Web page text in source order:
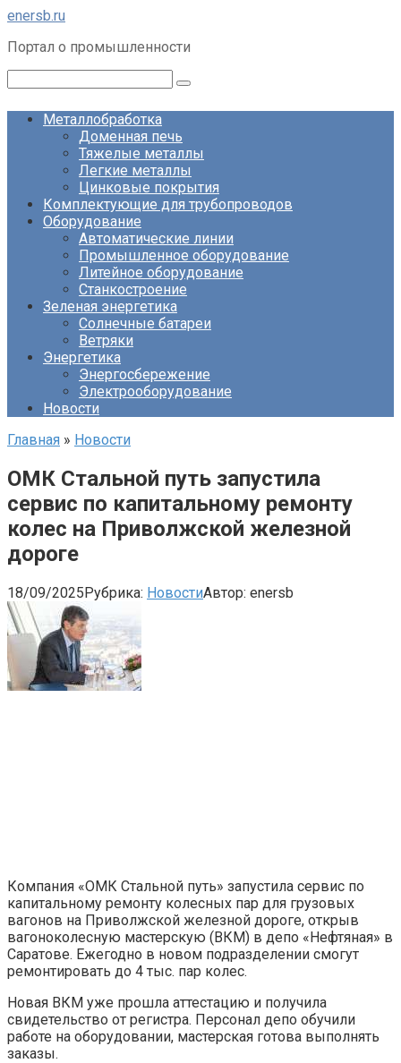
Перейти
контенту
enersb.ru
Портал о промышленности
Металлобработка
Доменная печь
Тяжелые металлы
Легкие металлы
Цинковые покрытия
Комплектующие для трубопроводов
Оборудование
Автоматические линии
Промышленное оборудование
Литейное оборудование
Станкостроение
Зеленая энергетика
Солнечные батареи
Ветряки
Энергетика
Энергосбережение
Электрооборудование
Новости
Главная » Новости
ОМК Стальной путь запустила
сервис по капитальному ремонту
колес на Приволжской железной
дороге
18/09/2025Рубрика: НовостиАвтор: enersb
Компания «ОМК Стальной путь» запустила сервис по
капитальному ремонту колесных пар для грузовых
вагонов на Приволжской железной дороге, открыв
вагоноколесную мастерскую (ВКМ) в депо «Нефтяная» в
Саратове. Ежегодно в новом подразделении смогут
ремонтировать до 4 тыс. пар колес.
Новая ВКМ уже прошла аттестацию и получила
свидетельство от регистра. Персонал депо обучили
работе на оборудовании, мастерская готова выполнять
заказы.